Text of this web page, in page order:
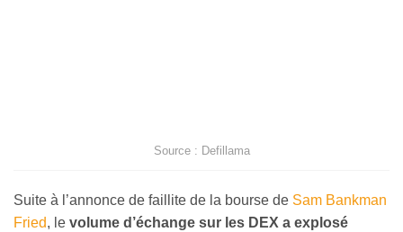
Source : Defillama
Suite à l’annonce de faillite de la bourse de Sam Bankman
Fried, le volume d’échange sur les DEX a explosé